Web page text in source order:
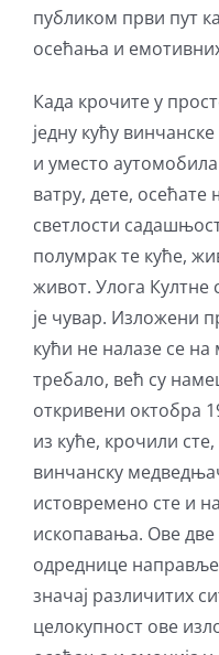
публиком први пут
осећања и
Када крочите у
једну кућу
и уместо
ватру, дете,
светлости
полумрак те куће,
живот. Улога Култне
је чувар. Изложени
кући не налазе се
требало, већ су
откривени октобра
из куће, крочили сте,
винчанску
истовремено сте и
ископавања. Ове
одреднице
значај различитих
целокупност ове